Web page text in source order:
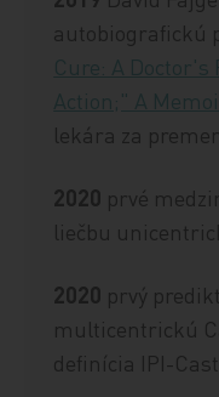
autobiografickú
Cure: A Doctor's
Action;" A
lekára za
2020 prvé
liečbu
2020 prvý
multicentrickú
definícia IPI-